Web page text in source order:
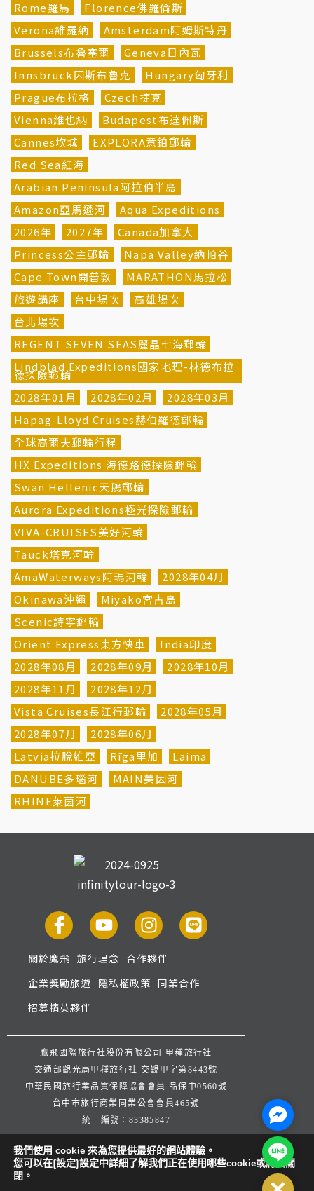
Rome羅馬
Florence佛羅倫斯
Verona維羅納
Amsterdam阿姆斯特丹
Brussels布魯塞爾
Geneva日內瓦
Innsbruck因斯布魯克
Hungary匈牙利
Prague布拉格
Czech捷克
Vienna維也納
Budapest布達佩斯
Cannes坎城
EXPLORA意鉑郵輪
Red Sea紅海
Arabian Peninsula阿拉伯半島
Amazon亞馬遜河
Aqua Expeditions
2026年
2027年
Canada加拿大
Princess公主郵輪
Napa Valley納帕谷
Cape Town開普敦
MARATHON馬拉松
旅遊講座
台中場次
高雄場次
台北場次
REGENT SEVEN SEAS麗晶七海郵輪
Lindblad Expeditions國家地理-林德布拉
德探險郵輪
2028年01月
2028年02月
2028年03月
Hapag-Lloyd Cruises赫伯羅德郵輪
全球高爾夫郵輪行程
HX Expeditions 海德路德探險郵輪
Swan Hellenic天鵝郵輪
Aurora Expeditions極光探險郵輪
VIVA-CRUISES美好河輪
Tauck塔克河輪
AmaWaterways阿瑪河輪
2028年04月
Okinawa沖繩
Miyako宮古島
Scenic詩寧郵輪
Orient Express東方快車
India印度
2028年08月
2028年09月
2028年10月
2028年11月
2028年12月
Vista Cruises長江行郵輪
2028年05月
2028年07月
2028年06月
Latvia拉脫維亞
Rīga里加
Laima
DANUBE多瑙河
MAIN美因河
RHINE萊茵河
關於鷹飛 旅行理念 合作夥伴
企業獎勵旅遊 隱私權政策 同業合作
招募精英夥伴
鷹飛國際旅行社股份有限公司 甲種旅行社
交通部觀光局甲種旅行社 交觀甲字第8443號
中華民國旅行業品質保障協會會員 品保中0560號
台中市旅行商業同業公會會員465號
統一編號：83385847
公司代表人：楊宗文 連絡人：王弈潔
我們使用 cookie 來為您提供最好的網站體驗。
您可以在[設定]設定中詳細了解我們正在使用哪些cookie或將其關
閉。
Line@